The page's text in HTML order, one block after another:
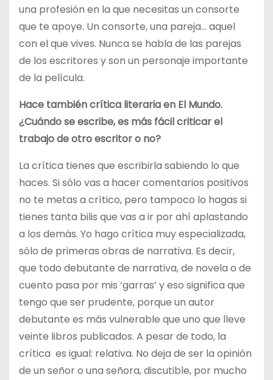
una profesión en la que necesitas un consorte
que te apoye. Un consorte, una pareja… aquel
con el que vives. Nunca se habla de las parejas
de los escritores y son un personaje importante
de la película.
Hace también crítica literaria en El Mundo.
¿Cuándo se escribe, es más fácil criticar el
trabajo de otro escritor o no?
La crítica tienes que escribirla sabiendo lo que
haces. Si sólo vas a hacer comentarios positivos
no te metas a crítico, pero tampoco lo hagas si
tienes tanta bilis que vas a ir por ahí aplastando
a los demás. Yo hago crítica muy especializada,
sólo de primeras obras de narrativa. Es decir,
que todo debutante de narrativa, de novela o de
cuento pasa por mis ‘garras’ y eso significa que
tengo que ser prudente, porque un autor
debutante es más vulnerable que uno que lleve
veinte libros publicados. A pesar de todo, la
crítica es igual: relativa. No deja de ser la opinión
de un señor o una señora, discutible, por mucho